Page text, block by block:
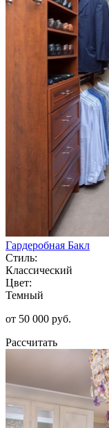
Гардеробная Бакл
Стиль:
Классический
Цвет:
Темный
от 50 000 руб.
Рассчитать